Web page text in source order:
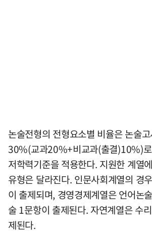
논술전형의 전형요소별 비율은 논술
30%(교과20%+비교과(출결)10%)
저학력기준을 적용한다. 지원한 계열
유형은 달라진다. 인문사회계열의 경
이 출제되며, 경영경제계열은 언어논
술 1문항이 출제된다. 자연계열은 수
제된다.